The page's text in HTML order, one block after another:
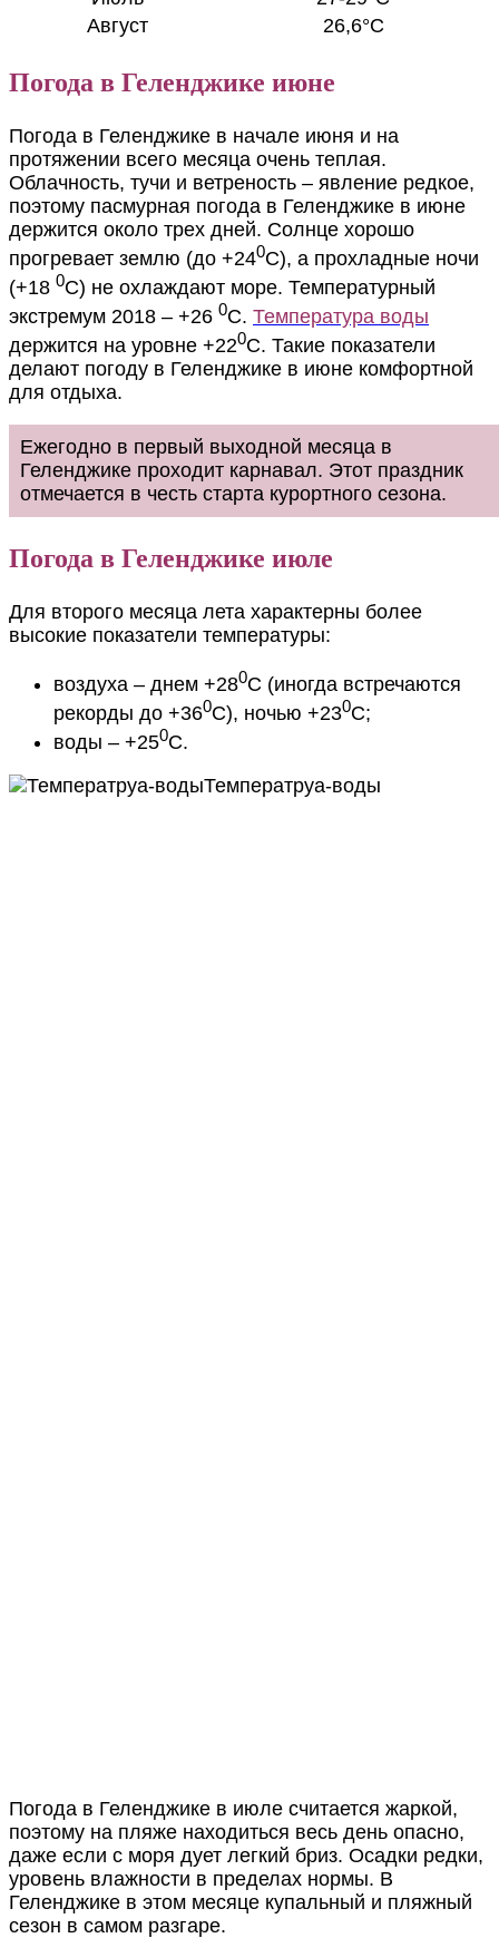
Август
26,6°C
Погода в Геленджике июне
Погода в Геленджике в начале июня и на
протяжении всего месяца очень теплая.
Облачность, тучи и ветреность – явление редкое,
поэтому пасмурная погода в Геленджике в июне
держится около трех дней. Солнце хорошо
прогревает землю (до +240С), а прохладные ночи
(+18 0С) не охлаждают море. Температурный
экстремум 2018 – +26 0С. Температура воды
держится на уровне +220С. Такие показатели
делают погоду в Геленджике в июне комфортной
для отдыха.
Ежегодно в первый выходной месяца в
Геленджике проходит карнавал. Этот праздник
отмечается в честь старта курортного сезона.
Погода в Геленджике июле
Для второго месяца лета характерны более
высокие показатели температуры:
воздуха – днем +280С (иногда встречаются
рекорды до +360С), ночью +230С;
воды – +250С.
Температруа-воды
Погода в Геленджике в июле считается жаркой,
поэтому на пляже находиться весь день опасно,
даже если с моря дует легкий бриз. Осадки редки,
уровень влажности в пределах нормы. В
Геленджике в этом месяце купальный и пляжный
сезон в самом разгаре.